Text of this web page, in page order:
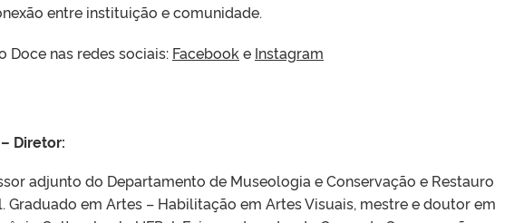
entre instituição e comunidade.
Doce nas redes sociais: Facebook e Instagram
Diretor:
adjunto do Departamento de Museologia e Conservação e Restauro
Graduado em Artes – Habilitação em Artes Visuais, mestre e doutor em